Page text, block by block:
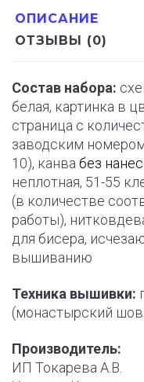
ОПИСАНИЕ
ОТЗЫВЫ (0)
Состав набора:
белая, картинка в
страница с
заводским
10), канва без
неплотная, 51-55
(в количестве
работы),
для бисера,
вышиванию
Техника вышивки:
(монастырский
Производитель:
ИП Токарева А.В.